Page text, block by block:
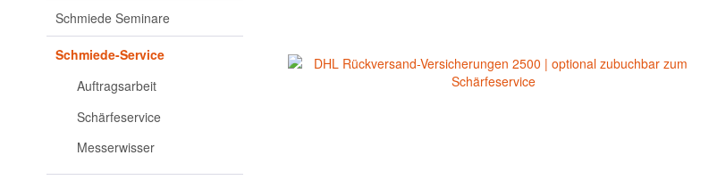
Schmiede Seminare
Schmiede-Service
Auftragsarbeit
Schärfeservice
Messerwisser